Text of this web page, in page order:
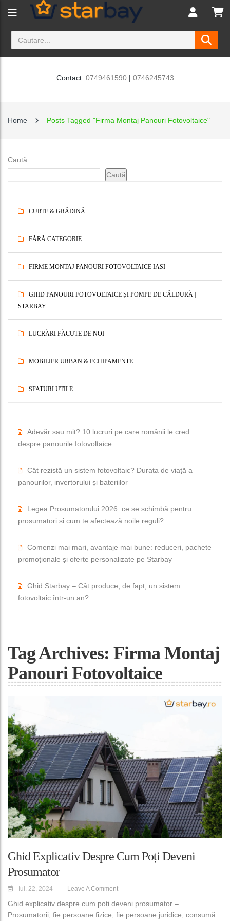
Contact: 0749461590| 0746245743
Home Posts Tagged "Firma Montaj Panouri Fotovoltaice"
Caută
Caută
CURTE & GRĂDINĂ
FĂRĂ CATEGORIE
FIRME MONTAJ PANOURI FOTOVOLTAICE IASI
GHID PANOURI FOTOVOLTAICE ȘI POMPE DE CĂLDURĂ |
STARBAY
LUCRĂRI FĂCUTE DE NOI
MOBILIER URBAN & ECHIPAMENTE
SFATURI UTILE
Adevăr sau mit? 10 lucruri pe care românii le cred
despre panourile fotovoltaice
Cât rezistă un sistem fotovoltaic? Durata de viață a
panourilor, invertorului și bateriilor
Legea Prosumatorului 2026: ce se schimbă pentru
prosumatori și cum te afectează noile reguli?
Comenzi mai mari, avantaje mai bune: reduceri, pachete
promoționale și oferte personalizate pe Starbay
Ghid Starbay – Cât produce, de fapt, un sistem
fotovoltaic într-un an?
Tag Archives: Firma Montaj
Panouri Fotovoltaice
Ghid Explicativ Despre Cum Poți Deveni
Prosumator
Iul. 22, 2024 Leave A Comment
Ghid explicativ despre cum poți deveni prosumator –
Prosumatorii, fie persoane fizice, fie persoane juridice, consumă